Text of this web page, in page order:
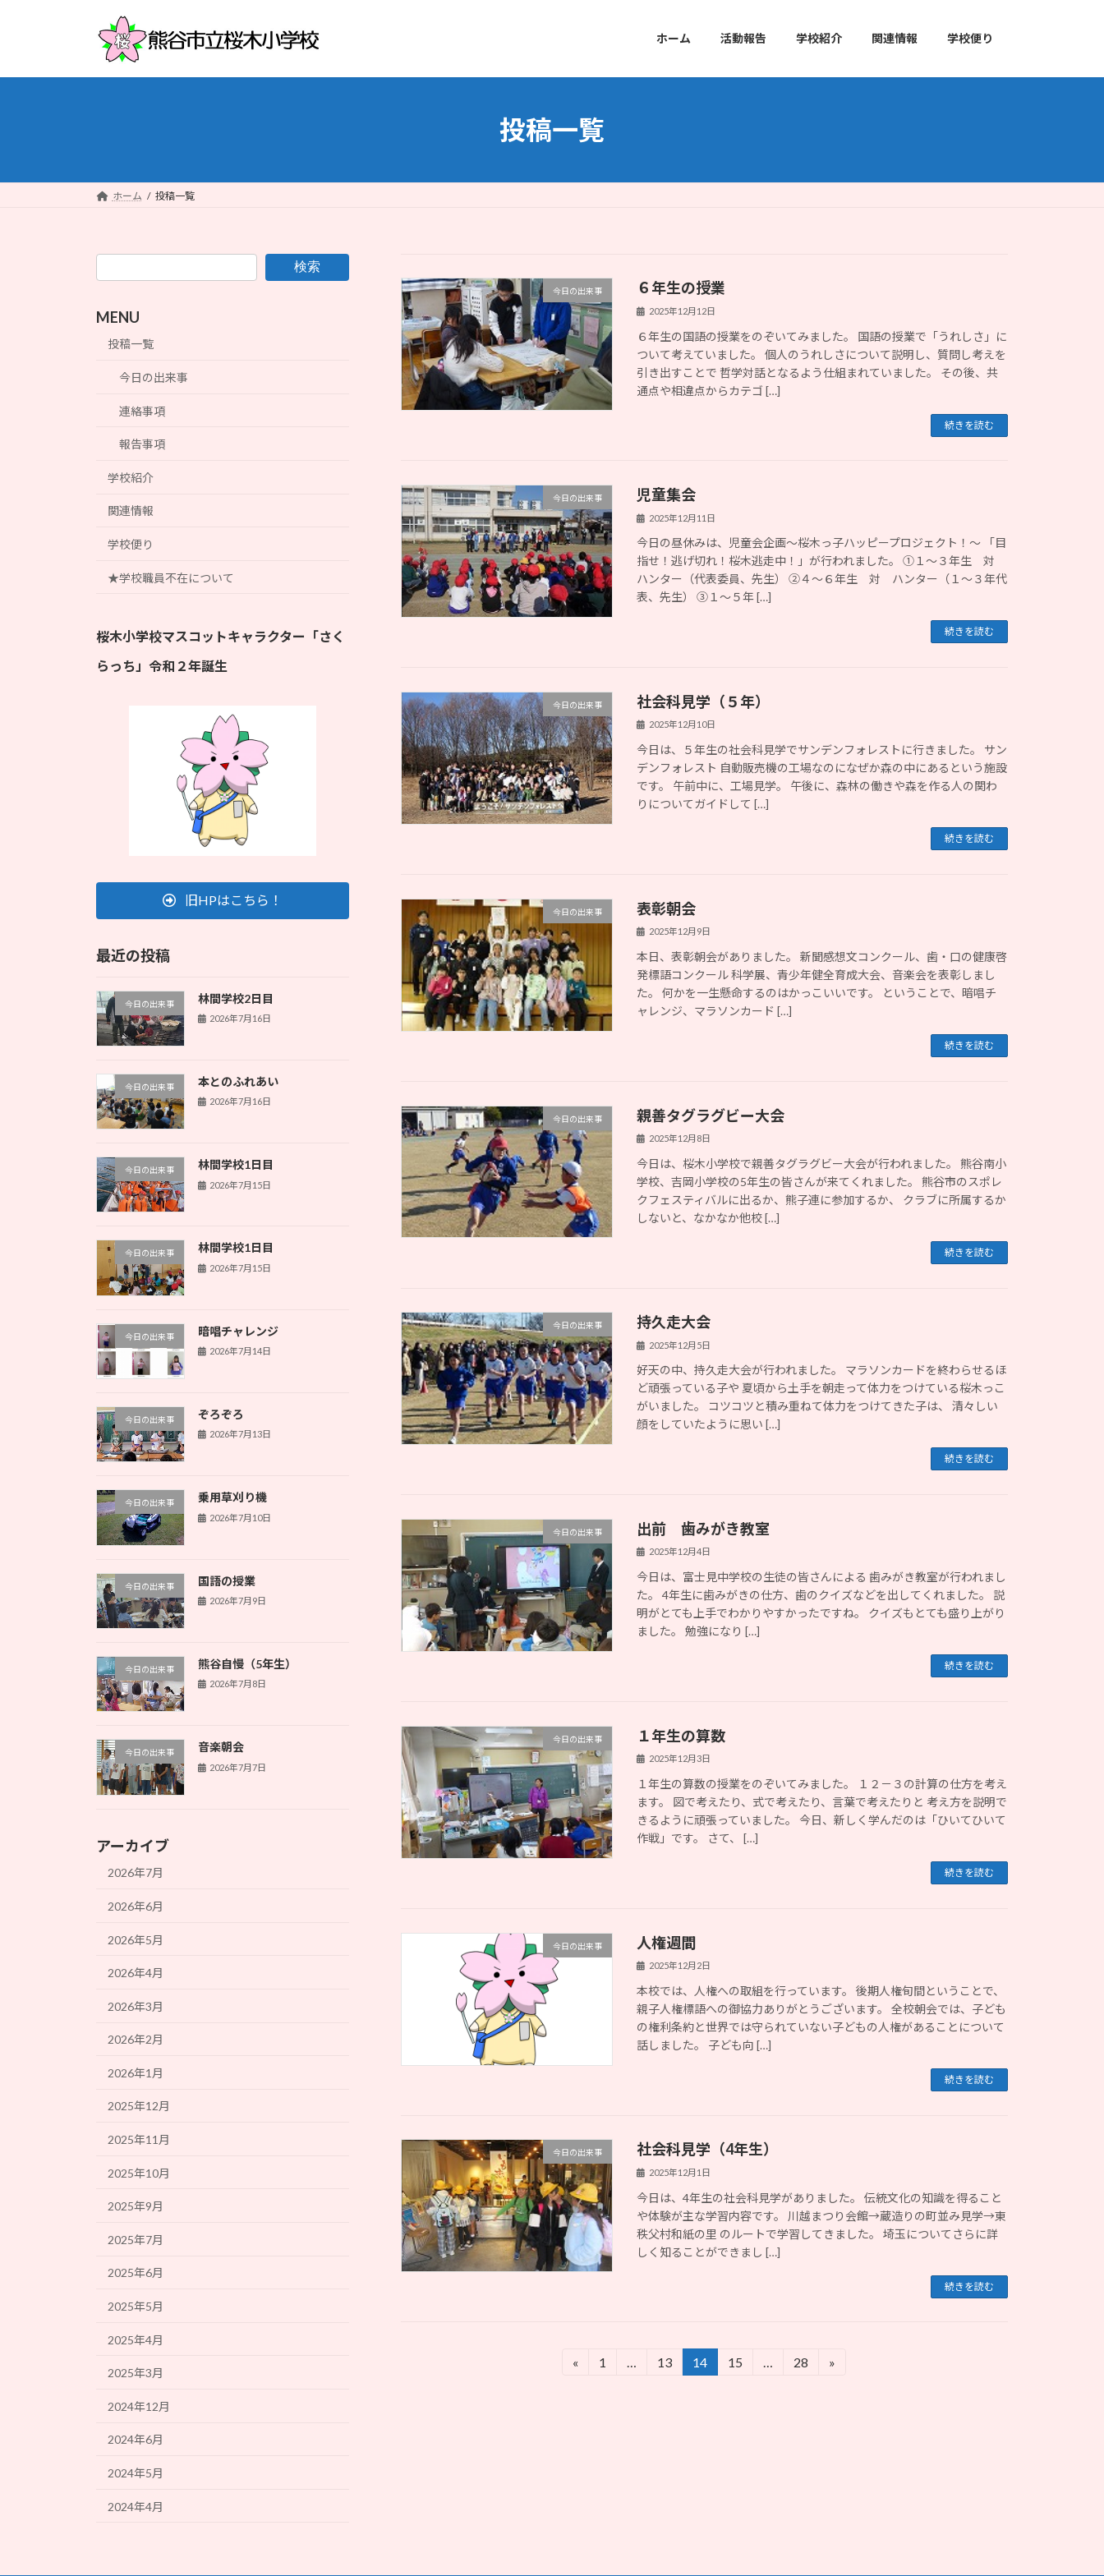
プ
動
ホーム 活動報告 学校紹介 関連情報 学校便り
投稿一覧
ホーム 投稿一覧
今日の出来事 ６年生の授業
2025年12月12日
６年生の国語の授業をのぞいてみました。 国語の授業で「うれしさ」に
ついて考えていました。 個人のうれしさについて説明し、質問し考えを
引き出すことで 哲学対話となるよう仕組まれていました。 その後、共
通点や相違点からカテゴ […]
続きを読む
今日の出来事 児童集会
2025年12月11日
今日の昼休みは、児童会企画～桜木っ子ハッピープロジェクト！～ 「目
指せ！逃げ切れ！桜木逃走中！」が行われました。 ①１～３年生 対
ハンター（代表委員、先生） ②４～６年生 対 ハンター（１～３年代
表、先生） ③１～５年 […]
続きを読む
今日の出来事 社会科見学（５年）
2025年12月10日
今日は、５年生の社会科見学でサンデンフォレストに行きました。 サン
デンフォレスト 自動販売機の工場なのになぜか森の中にあるという施設
です。 午前中に、工場見学。 午後に、森林の働きや森を作る人の関わ
りについてガイドして […]
続きを読む
今日の出来事 表彰朝会
2025年12月9日
本日、表彰朝会がありました。 新聞感想文コンクール、歯・口の健康啓
発標語コンクール 科学展、青少年健全育成大会、音楽会を表彰しまし
た。 何かを一生懸命するのはかっこいいです。 ということで、暗唱チ
ャレンジ、マラソンカード […]
続きを読む
今日の出来事 親善タグラグビー大会
2025年12月8日
今日は、桜木小学校で親善タグラグビー大会が行われました。 熊谷南小
学校、吉岡小学校の5年生の皆さんが来てくれました。 熊谷市のスポレ
クフェスティバルに出るか、熊子連に参加するか、 クラブに所属するか
しないと、なかなか他校 […]
続きを読む
今日の出来事 持久走大会
2025年12月5日
好天の中、持久走大会が行われました。 マラソンカードを終わらせるほ
ど頑張っている子や 夏頃から土手を朝走って体力をつけている桜木っこ
がいました。 コツコツと積み重ねて体力をつけてきた子は、 清々しい
顔をしていたように思い […]
続きを読む
今日の出来事 出前 歯みがき教室
2025年12月4日
今日は、富士見中学校の生徒の皆さんによる 歯みがき教室が行われまし
た。 4年生に歯みがきの仕方、歯のクイズなどを出してくれました。 説
明がとても上手でわかりやすかったですね。 クイズもとても盛り上がり
ました。 勉強になり […]
続きを読む
今日の出来事 １年生の算数
2025年12月3日
１年生の算数の授業をのぞいてみました。 １２－３の計算の仕方を考え
ます。 図で考えたり、式で考えたり、言葉で考えたりと 考え方を説明で
きるように頑張っていました。 今日、新しく学んだのは「ひいてひいて
作戦」です。 さて、 […]
続きを読む
今日の出来事 人権週間
2025年12月2日
本校では、人権への取組を行っています。 後期人権旬間ということで、
親子人権標語への御協力ありがとうございます。 全校朝会では、子ども
の権利条約と世界では守られていない子どもの人権があることについて
話しました。 子ども向 […]
続きを読む
今日の出来事 社会科見学（4年生）
2025年12月1日
今日は、4年生の社会科見学がありました。 伝統文化の知識を得ること
や体験が主な学習内容です。 川越まつり会館→蔵造りの町並み見学→東
秩父村和紙の里 のルートで学習してきました。 埼玉についてさらに詳
しく知ることができまし […]
続きを読む
«
固
1 …
固
13
固
14
固
15 …
固
28 »
検索
MENU
投稿一覧
今日の出来事
連絡事項
報告事項
学校紹介
関連情報
学校便り
★学校職員不在について
桜木小学校マスコットキャラクター「さく
らっち」令和２年誕生
旧HPはこちら！
最近の投稿
今日の出来事 林間学校2日目
2026年7月16日
今日の出来事 本とのふれあい
2026年7月16日
今日の出来事 林間学校1日目
2026年7月15日
今日の出来事 林間学校1日目
2026年7月15日
今日の出来事 暗唱チャレンジ
2026年7月14日
今日の出来事 ぞろぞろ
2026年7月13日
今日の出来事 乗用草刈り機
2026年7月10日
今日の出来事 国語の授業
2026年7月9日
今日の出来事 熊谷自慢（5年生）
2026年7月8日
今日の出来事 音楽朝会
2026年7月7日
アーカイブ
2026年7月
2026年6月
2026年5月
2026年4月
2026年3月
2026年2月
2026年1月
2025年12月
2025年11月
2025年10月
2025年9月
2025年7月
2025年6月
2025年5月
2025年4月
2025年3月
2024年12月
2024年6月
2024年5月
2024年4月